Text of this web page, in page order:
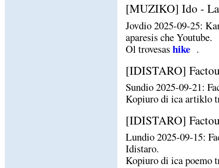
[MUZIKO] Ido -
Jovdio 2025-09-25:
aparesis che Youtube.
Ol trovesashike .
[IDISTARO]
Sundio 2025-09-21:
Kopiuro di ica artiklo
[IDISTARO]
Lundio 2025-09-15:
Idistaro.
Kopiuro di ica poemo